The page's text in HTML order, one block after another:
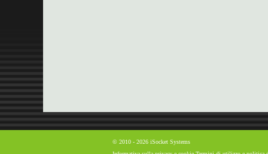
© 2010 - 2026 iSocket Systems